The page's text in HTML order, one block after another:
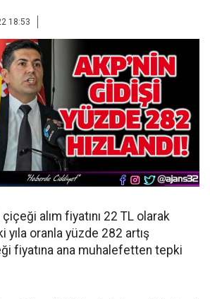
18:53
alım fiyatını 22 TL olarak
yıla oranla yüzde 282 artış
fiyatına ana muhalefetten tepki